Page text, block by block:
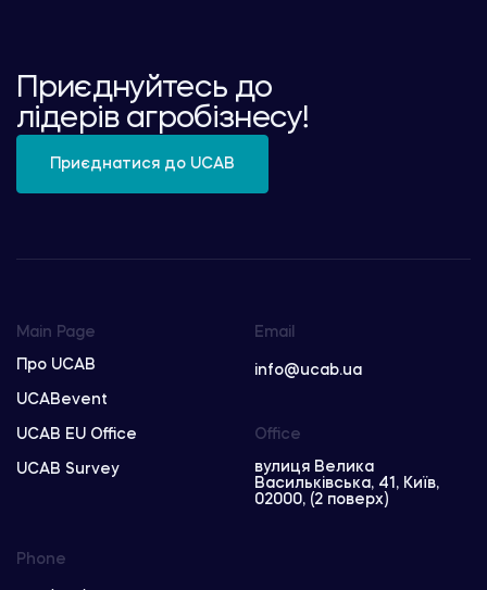
Приєднуйтесь до
лідерів агробізнесу!
Приєднатися до UCAB
Main Page
Про UCAB
UCABevent
UCAB EU Office
UCAB Survey
Email
info@ucab.ua
Phone
Office
вулиця Велика
Васильківська, 41, Київ,
02000, (2 поверх)